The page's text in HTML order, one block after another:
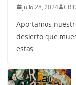
julio 28, 2024
Aportamos
desierto que
estas